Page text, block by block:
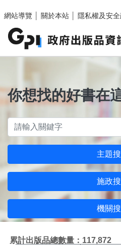
網站導覽
關於本站 隱私權及安
你想找的好書在
主題
施政
機關
累計出版品總數量：117,872
機關搜尋結